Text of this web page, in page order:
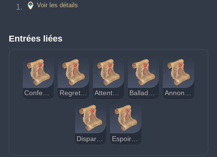
Voir les détails
Entrées liées
Confession d'Athos Regrets d'Automne Attentes de Barrow Ballade de Liam Annonce de Freeman
Espoirs de Parker